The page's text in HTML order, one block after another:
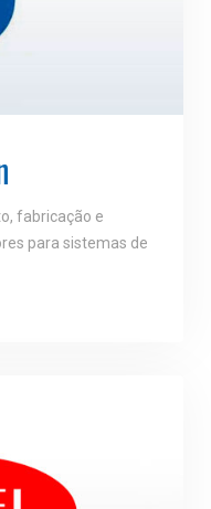
fabricação e
para sistemas de